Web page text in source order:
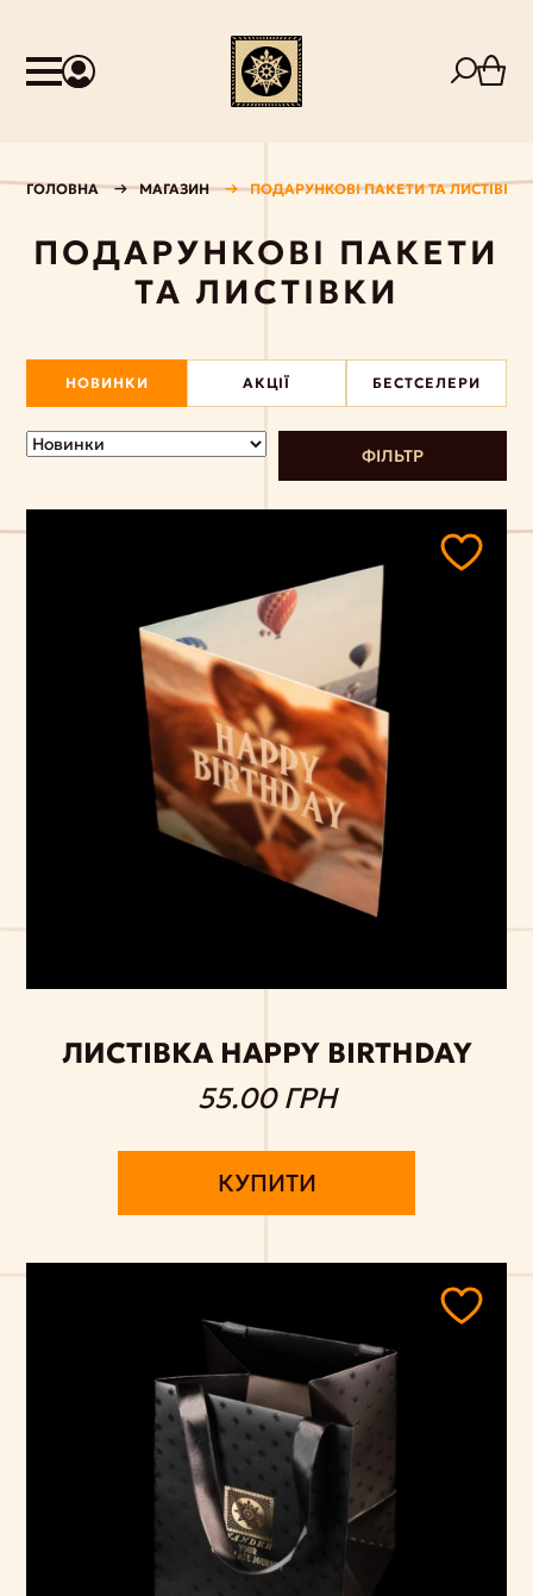
ГОЛОВНА МАГАЗИН ПОДАРУНКОВІ ПАКЕТИ ТА ЛИСТІВКИ
ПОДАРУНКОВІ ПАКЕТИ
ТА ЛИСТІВКИ
НОВИНКИ АКЦІЇ БЕСТСЕЛЕРИ
ФІЛЬТР
ЛИСТІВКА HAPPY BIRTHDAY
55.00 ГРН
КУПИТИ